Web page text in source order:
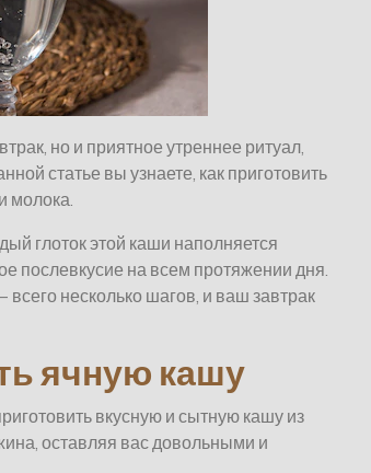
но и приятное утреннее ритуал,
статье вы узнаете, как приготовить
молока.
глоток этой каши наполняется
послевкусие на всем протяжении дня.
несколько шагов, и ваш завтрак
ячную кашу
вкусную и сытную кашу из
оставляя вас довольными и